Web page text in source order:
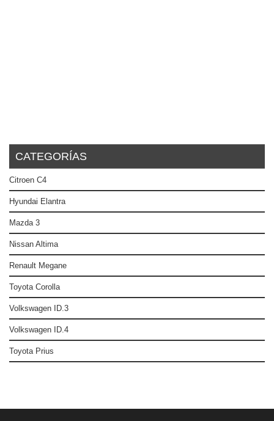
CATEGORÍAS
Citroen C4
Hyundai Elantra
Mazda 3
Nissan Altima
Renault Megane
Toyota Corolla
Volkswagen ID.3
Volkswagen ID.4
Toyota Prius